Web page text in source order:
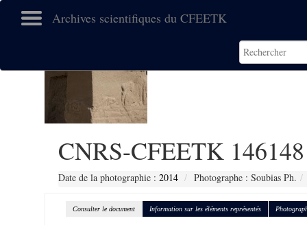
Archives scientifiques du CFEETK
CNRS-CFEETK 146148
Date de la photographie : 2014 Photographe : Soubias Ph.
Consulter le document Information sur les éléments représentés